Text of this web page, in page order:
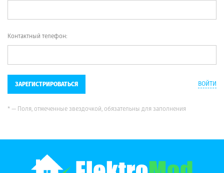
Контактный телефон:
ЗАРЕГИСТРИРОВАТЬСЯ ВОЙТИ
* — Поля, отмеченные звездочкой, обязательны для заполнения